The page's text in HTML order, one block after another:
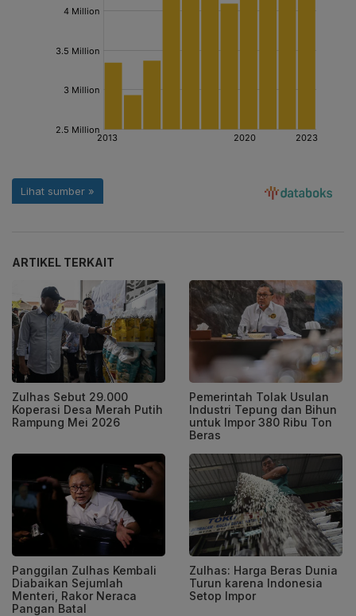
ARTIKEL TERKAIT
Zulhas Sebut 29.000
Koperasi Desa Merah Putih
Rampung Mei 2026
Pemerintah Tolak Usulan
Industri Tepung dan Bihun
untuk Impor 380 Ribu Ton
Beras
Panggilan Zulhas Kembali
Diabaikan Sejumlah
Menteri, Rakor Neraca
Pangan Batal
Zulhas: Harga Beras Dunia
Turun karena Indonesia
Setop Impor